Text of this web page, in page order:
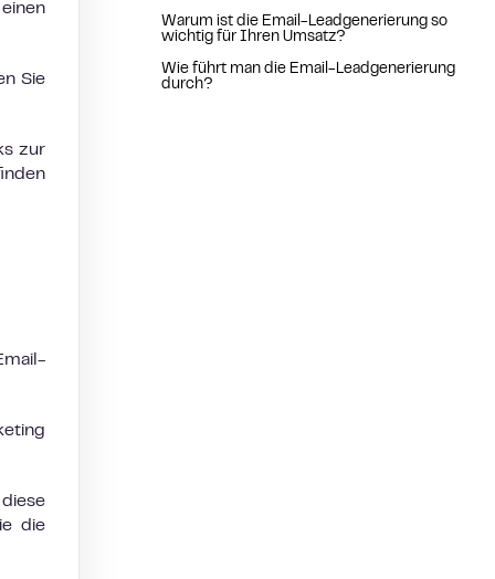
Warum ist die Email-Leadgenerierung so
wichtig für Ihren Umsatz?
Wie führt man die Email-Leadgenerierung
durch?
Sie
zur
die